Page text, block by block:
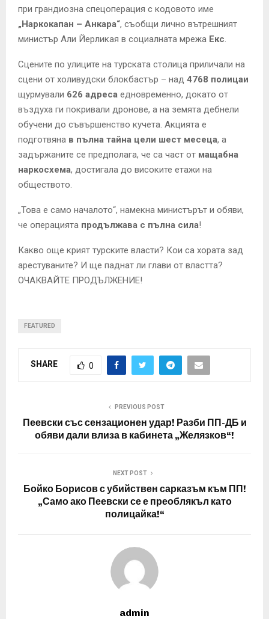
при грандиозна спецоперация с кодовото име
„Наркокапан – Анкара“, съобщи лично вътрешният
министър Али Йерликая в социалната мрежа Екс.
Сцените по улиците на турската столица приличали на
сцени от холивудски блокбастър – над 4768 полицаи
щурмували 626 адреса едновременно, докато от
въздуха ги покривали дронове, а на земята дебнели
обучени до съвършенство кучета. Акцията е
подготвяна в пълна тайна цели шест месеца, а
задържаните се предполага, че са част от мащабна
наркосхема, достигала до високите етажи на
обществото.
„Това е само началото“, намекна министърът и обяви,
че операцията продължава с пълна сила!
Какво още крият турските власти? Кои са хората зад
арестуваните? И ще паднат ли глави от властта?
ОЧАКВАЙТЕ ПРОДЪЛЖЕНИЕ!
FEATURED
SHARE 0
PREVIOUS POST
Пеевски със сензационен удар! Разби ПП-ДБ и
обяви дали влиза в кабинета „Желязков“!
NEXT POST
Бойко Борисов с убийствен сарказъм към ПП!
„Само ако Пеевски се е преоблякъл като
полицайка!“
admin